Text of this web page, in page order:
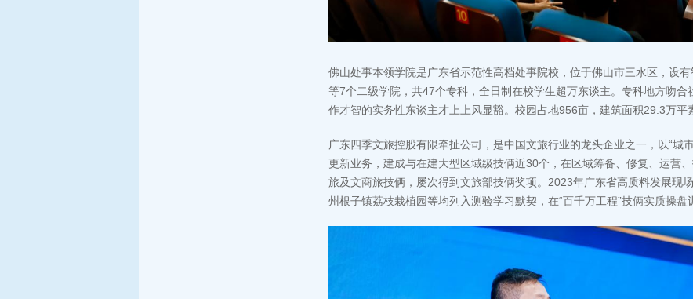
佛山处事本领学院是广东省示范性高档处事院校，位于佛山市三水区，设
等7个二级学院，共47个专科，全日制在校学生超万东谈主。专科地方吻
作才智的实务性东谈主才上上风显豁。校园占地956亩，建筑面积29.3万平
广东四季文旅控股有限牵扯公司，是中国文旅行业的龙头企业之一，以“城
更新业务，建成与在建大型区域级技俩近30个，在区域筹备、修复、运营
旅及文商旅技俩，屡次得到文旅部技俩奖项。2023年广东省高质料发展现
州根子镇荔枝栽植园等均列入测验学习默契，在“百千万工程”技俩实质操盘